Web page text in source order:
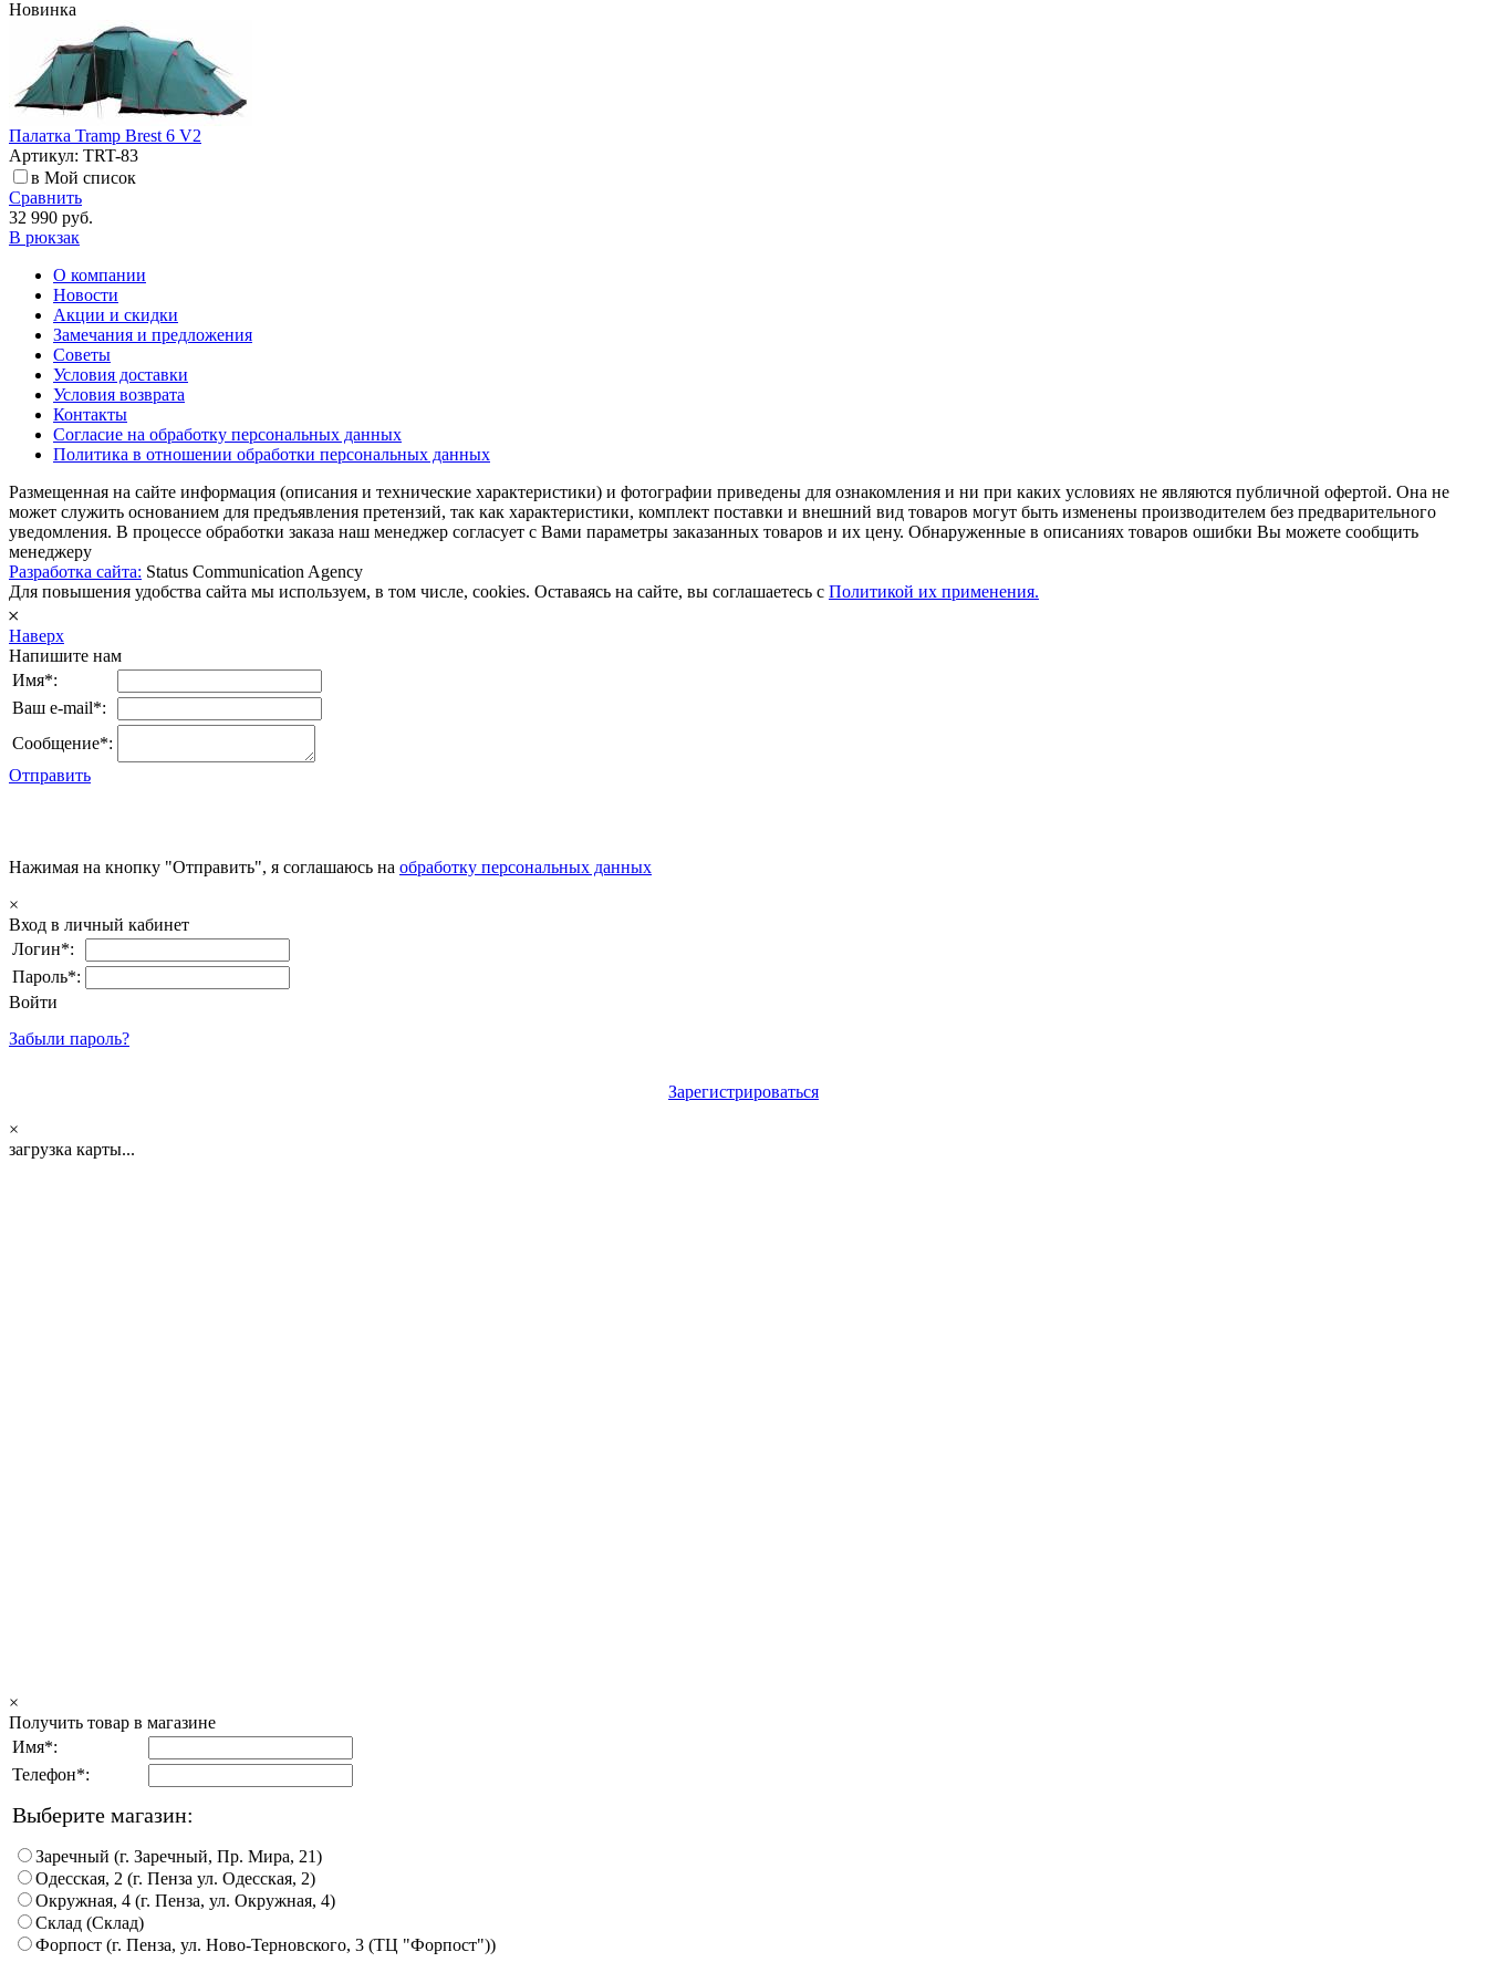
Новинка
Палатка Tramp Brest 6 V2
Артикул: TRT-83
в Мой список
Сравнить
32 990 руб.
В рюкзак
О компании
Новости
Акции и скидки
Замечания и предложения
Советы
Условия доставки
Условия возврата
Контакты
Согласие на обработку персональных данных
Политика в отношении обработки персональных данных
Размещенная на сайте информация (описания и технические характеристики) и фотографии приведены для ознакомления и ни при каких условиях не являются публичной офертой. Она не
может служить основанием для предъявления претензий, так как характеристики, комплект поставки и внешний вид товаров могут быть изменены производителем без предварительного
уведомления. В процессе обработки заказа наш менеджер согласует с Вами параметры заказанных товаров и их цену. Обнаруженные в описаниях товаров ошибки Вы можете сообщить
менеджеру
Разработка сайта: Status Communication Agency
Для повышения удобства сайта мы используем, в том числе, cookies. Оставаясь на сайте, вы соглашаетесь с Политикой их применения.
𐄂
Наверх
Напишите нам
Имя*:
Ваш e-mail*:
Сообщение*:
Отправить
Нажимая на кнопку "Отправить", я соглашаюсь на обработку персональных данных
×
Вход в личный кабинет
Логин*:
Пароль*:
Войти
Забыли пароль?
Зарегистрироваться
×
загрузка карты...
×
Получить товар в магазине
Имя*:
Телефон*:
Выберите магазин:
Заречный (г. Заречный, Пр. Мира, 21)
Одесская, 2 (г. Пенза ул. Одесская, 2)
Окружная, 4 (г. Пенза, ул. Окружная, 4)
Склад (Склад)
Форпост (г. Пенза, ул. Ново-Терновского, 3 (ТЦ "Форпост"))